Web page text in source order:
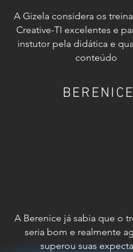
A Gizela considera os
Creative-TI excelentes e
instutor pela didática e
conteúdo
A Berenice já sabia que o
seria bom e realmente
superou suas
BERENICE